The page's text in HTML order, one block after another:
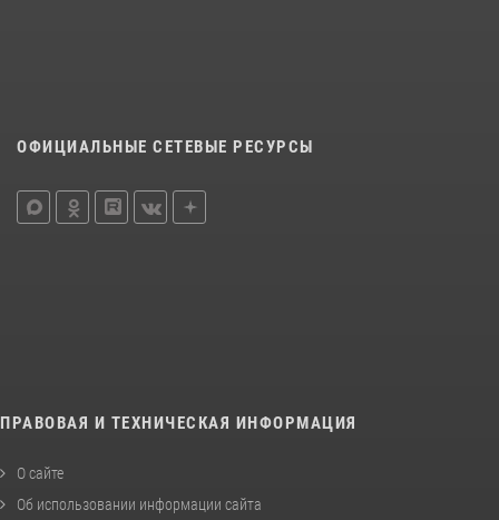
ОФИЦИАЛЬНЫЕ СЕТЕВЫЕ РЕСУРСЫ
ПРАВОВАЯ И ТЕХНИЧЕСКАЯ ИНФОРМАЦИЯ
О сайте
Об использовании информации сайта